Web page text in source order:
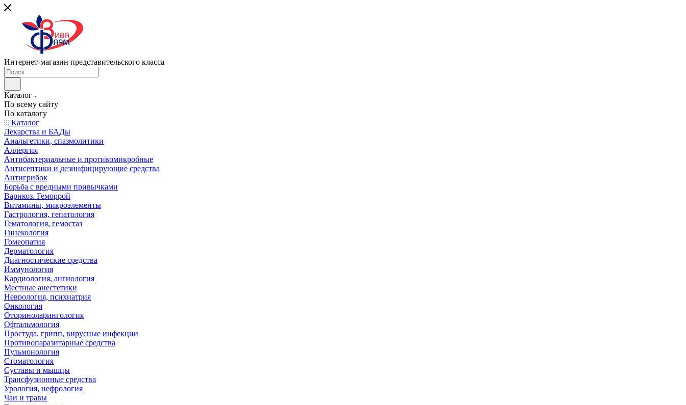
Интернет-магазин представительского класса
Каталог
По всему сайту
По каталогу
Каталог
Лекарства и БАДы
Анальгетики, спазмолитики
Аллергия
Антибактериальные и противомикробные
Антисептики и дезинфицирующие средства
Антигрибок
Борьба с вредными привычками
Варикоз. Геморрой
Витамины, микроэлементы
Гастрология, гепатология
Гематология, гемостаз
Гинекология
Гомеопатия
Дерматология
Диагностические средства
Иммунология
Кардиология, ангиология
Местные анестетики
Неврология, психиатрия
Онкология
Оториноларингология
Офтальмология
Простуда, грипп, вирусные инфекции
Противопаразитарные средства
Пульмонология
Стоматология
Суставы и мышцы
Трансфузионные средства
Урология, нефрология
Чаи и травы